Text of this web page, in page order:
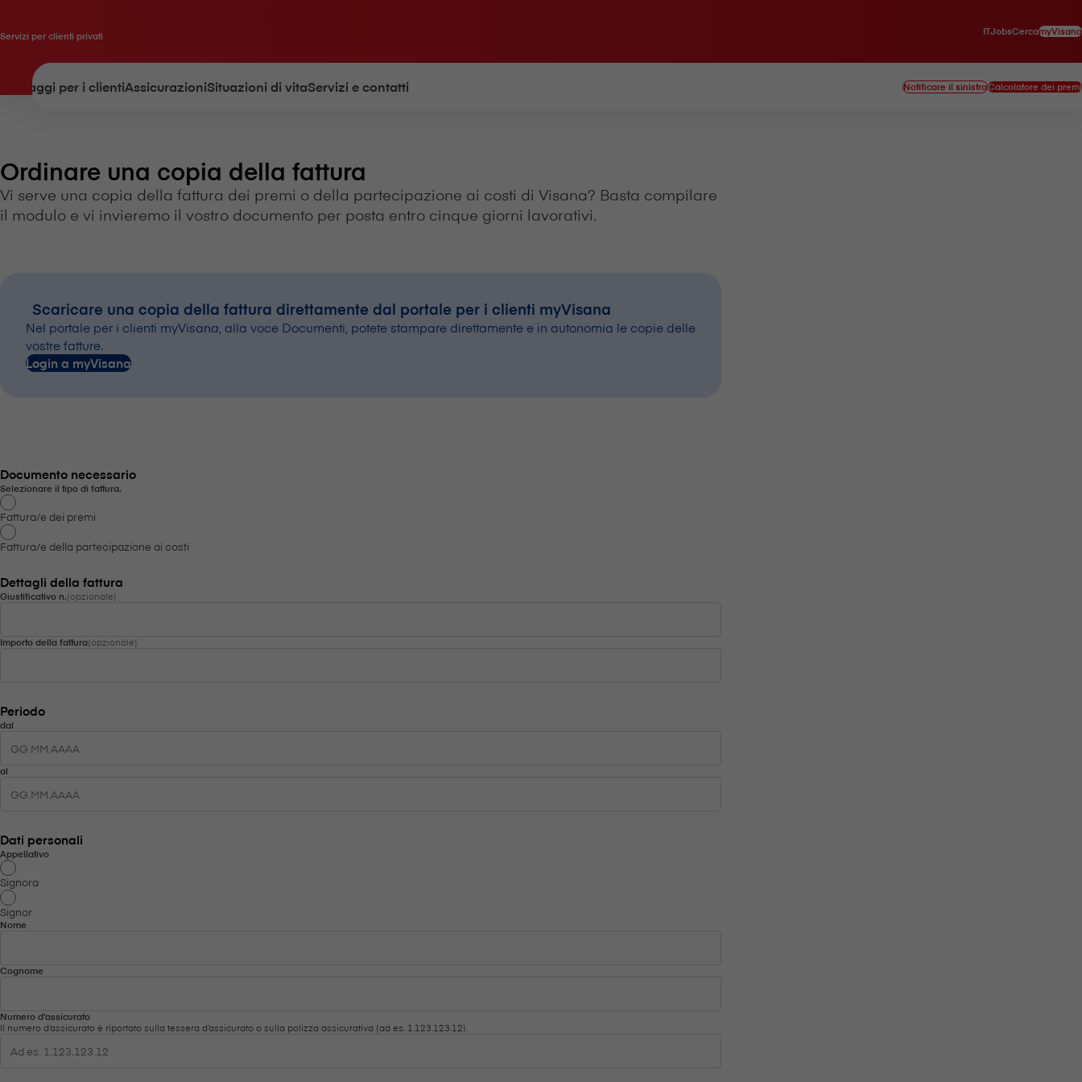
Servizi per clienti privati ITJobsCercamyVisana
Vantaggi per i clientiAssicurazioniSituazioni di vitaServizi e contatti Notificare il sinistroCalcolatore dei premi
Ordinare una copia della fattura
Vi serve una copia della fattura dei premi o della partecipazione ai costi di V⁠i⁠s⁠a⁠n⁠a? Basta compilare
il modulo e vi invieremo il vostro documento per posta entro cinque giorni lavorativi.
Scaricare una copia della fattura direttamente dal portale per i clienti myVisana
Nel portale per i clienti myVisana, alla voce Documenti, potete stampare direttamente e in autonomia le copie delle
vostre fatture.
Login a myVisana
Documento necessario
Selezionare il tipo di fattura.
Fattura/e dei premi
Fattura/e della partecipazione ai costi
Dettagli della fattura
Giustificativo n.(opzionale)
Importo della fattura(opzionale)
Periodo
dal
al
Dati personali
Appellativo
Signora
Signor
Nome
Cognome
Numero d’assicurato
Il numero d’assicurato è riportato sulla tessera d’assicurato o sulla polizza assicurativa (ad es. 1.123.123.12).